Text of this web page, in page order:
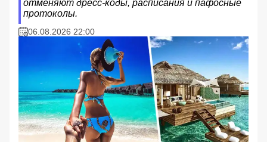
отменяют дресс-коды, расписания и пафосные
протоколы.
06.08.2026 22:00